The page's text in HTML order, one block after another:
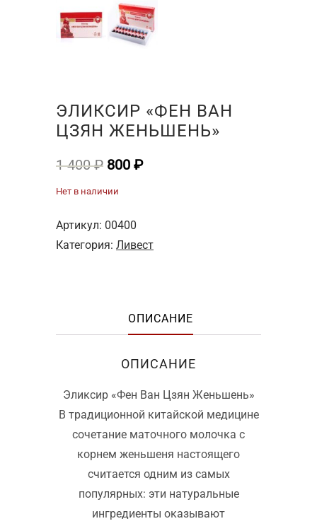
ЭЛИКСИР «ФЕН ВАН
ЦЗЯН ЖЕНЬШЕНЬ»
1 400₽ Первоначальная
1
400 ₽.
800 ₽Текущая
Нет в наличии
Артикул: 00400
Категория: Ливест
ОПИСАНИЕ
ОПИСАНИЕ
Эликсир «Фен Ван Цзян Женьшень»
В традиционной китайской медицине
сочетание маточного молочка с
корнем женьшеня настоящего
считается одним из самых
популярных: эти натуральные
ингредиенты оказывают